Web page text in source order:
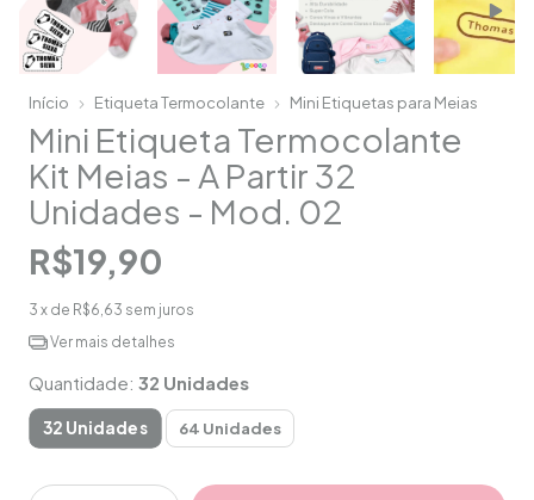
Início Etiqueta Termocolante Mini Etiquetas para Meias
Mini Etiqueta Termocolante
Kit Meias - A Partir 32
Unidades - Mod. 02
R$19,90
3 x de R$6,63 sem juros
Ver mais detalhes
Quantidade: 32 Unidades
32 Unidades 64 Unidades